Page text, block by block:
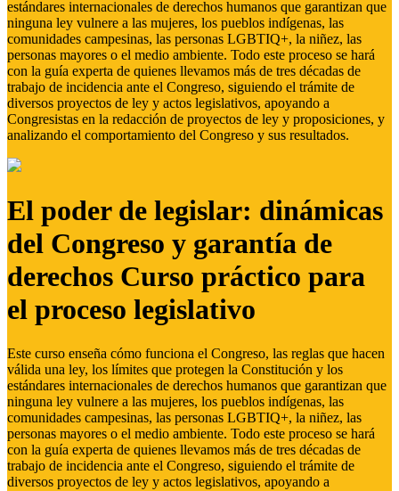
estándares internacionales de derechos humanos que garantizan que
ninguna ley vulnere a las mujeres, los pueblos indígenas, las
comunidades campesinas, las personas LGBTIQ+, la niñez, las
personas mayores o el medio ambiente. Todo este proceso se hará
con la guía experta de quienes llevamos más de tres décadas de
trabajo de incidencia ante el Congreso, siguiendo el trámite de
diversos proyectos de ley y actos legislativos, apoyando a
Congresistas en la redacción de proyectos de ley y proposiciones, y
analizando el comportamiento del Congreso y sus resultados.
El poder de legislar: dinámicas
del Congreso y garantía de
derechos Curso práctico para
el proceso legislativo
Este curso enseña cómo funciona el Congreso, las reglas que hacen
válida una ley, los límites que protegen la Constitución y los
estándares internacionales de derechos humanos que garantizan que
ninguna ley vulnere a las mujeres, los pueblos indígenas, las
comunidades campesinas, las personas LGBTIQ+, la niñez, las
personas mayores o el medio ambiente. Todo este proceso se hará
con la guía experta de quienes llevamos más de tres décadas de
trabajo de incidencia ante el Congreso, siguiendo el trámite de
diversos proyectos de ley y actos legislativos, apoyando a